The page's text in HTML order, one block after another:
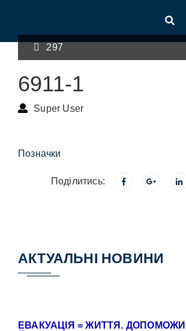
297
6911-1
Super User
Позначки
Поділитись:
АКТУАЛЬНІ НОВИНИ
ЕВАКУАЦІЯ = ЖИТТЯ.